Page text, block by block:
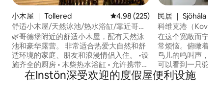
小木屋 ｜ Tollered 平均评分 4.98 分（满分 5 分），
4.98 (225)
舒适小木屋/天然泳池/热水浴缸/靠近哥德
堡
🌿哥德堡附近的舒适小木屋，配有天然泳
池和豪华露营。 非常适合热爱大自然和舒
适环境的家庭、朋友和浪漫情侣入住。 •设
施齐全的厨房 • 木柴热水浴缸 • 允许携带宠
物 •豪华露营帐篷25平方米 •大花园 • 带屋
顶的露台 • 空调+地暖 •无线网络 • 燃气烧
民居 ｜ Sjöhåla
科维克港（
在这个宽敞而宁静
常烦恼。俯瞰着田
鸟儿的鸣叫声，风
可以看到一只驼鹿
边散步，您可以享
有许多徒步道和观
在Instön深受欢迎的度假屋便利设施